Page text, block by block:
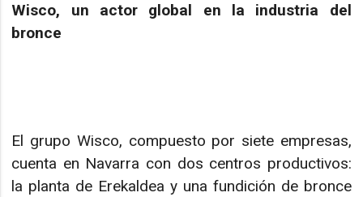
Wisco, un actor global en la industria del
bronce
El grupo Wisco, compuesto por siete empresas,
cuenta en Navarra con dos centros productivos:
la planta de Erekaldea y una fundición de bronce